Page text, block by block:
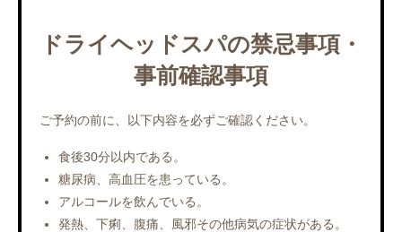
ドライヘッドスパの禁忌事項・
事前確認事項
ご予約の前に、以下内容を必ずご確認ください。
食後30分以内である。
糖尿病、高血圧を患っている。
アルコールを飲んでいる。
発熱、下痢、腹痛、風邪その他病気の症状がある。